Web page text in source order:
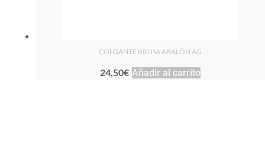
COLGANTE BRUJA ABALÓN AG
24,50€ Añadir al carrito